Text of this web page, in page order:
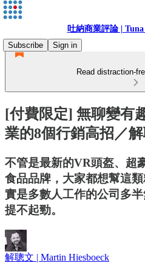
吐納商業評論 | Tuna
Subscribe
Sign in
Read distraction-
[付費限定] 無聊變有
業的8個行銷高招／
不管是最新的VR頭盔、超
食品品牌，大家都想幫這
實是多數人工作的公司多
提不起勁。
解聰文 | Martin Hiesboeck